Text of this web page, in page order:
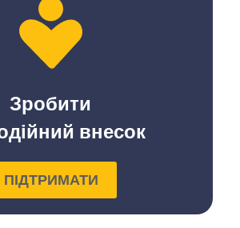
Зробити
внесок
ПІДТРИМАТИ